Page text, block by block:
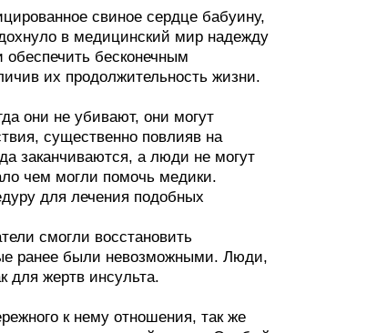
свиное сердце бабуину,
в медицинский мир надежду
бесконечным
их продолжительность жизни.
они не убивают, они могут
существенно повлияв на
заканчиваются, а люди не могут
чем могли помочь медики.
для лечения подобных
смогли восстановить
ранее были невозможными. Люди,
для жертв инсульта.
к нему отношения, так же